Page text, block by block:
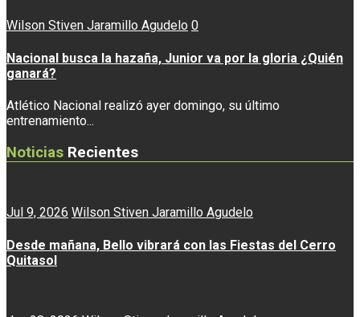
Wilson Stiven Jaramillo Agudelo 0
Nacional busca la hazaña, Junior va por la gloria ¿Quién
ganará?
Atlético Nacional realizó ayer domingo, su último
entrenamiento...
Noticias Recientes
Jul 9, 2026 Wilson Stiven Jaramillo Agudelo
Desde mañana, Bello vibrará con las Fiestas del Cerro
Quitasol